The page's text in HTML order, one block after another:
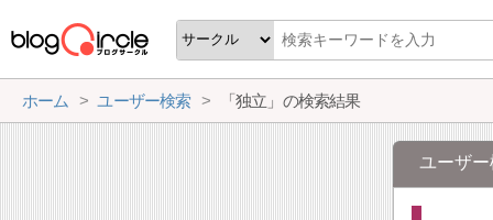
ホーム ユーザー検索 「独立」の検索結果
ユーザ